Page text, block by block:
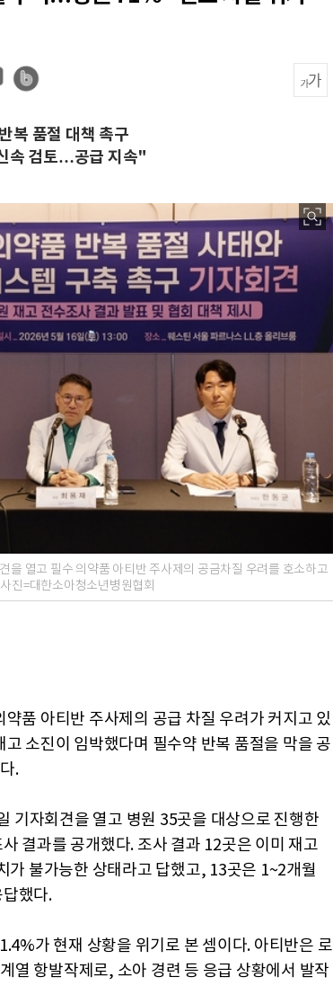
복 품절 대책 촉구
속 검토…공급 지속"
을 열고 필수 의약품 아티반 주사제의 공금차질 우려를 호소하고
진=대한소아청소년병원협회
품 아티반 주사제의 공급 차질 우려가 커지고 있
소진이 임박했다며 필수약 반복 품절을 막을 공
.
기자회견을 열고 병원 35곳을 대상으로 진행한
결과를 공개했다. 조사 결과 12곳은 이미 재고
가 불가능한 상태라고 답했고, 13곳은 1~2개월
했다.
가 현재 상황을 위기로 본 셈이다. 아티반은 로
열 항발작제로, 소아 경련 등 응급 상황에서 발작